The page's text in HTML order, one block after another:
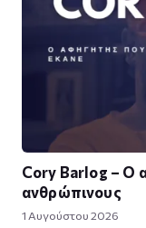
Cory Barlog – Ο
ανθρώπινους
1 Αυγούστου 2026